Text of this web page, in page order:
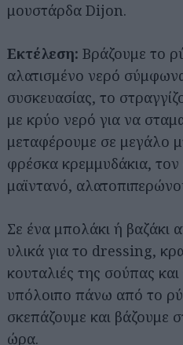
μουστάρδα Dijon.
Εκτέλεση: Βράζουμε το
αλατισμένο νερό
συσκευασίας, το
με κρύο νερό για να
μεταφέρουμε σε μεγάλο
φρέσκα κρεμμυδάκια,
μαϊντανό,
Σε ένα μπολάκι ή βαζάκι
υλικά για το dressing,
κουταλιές της σούπας
υπόλοιπο πάνω από το
σκεπάζουμε και βάζουμε
ώρα.